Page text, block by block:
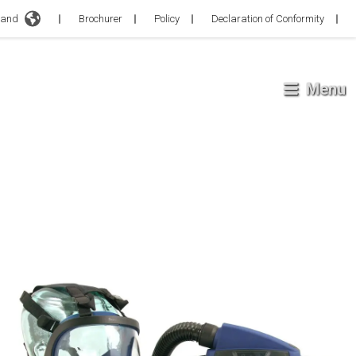
Brochurer Policy Declaration of Conformity
Menu